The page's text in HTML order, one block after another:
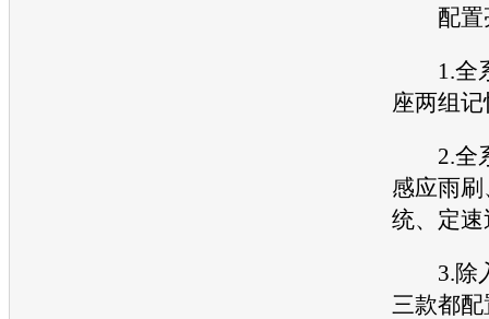
配置
1.全系
座两组
2.全系
感应雨
统、定
3.除入
三款都